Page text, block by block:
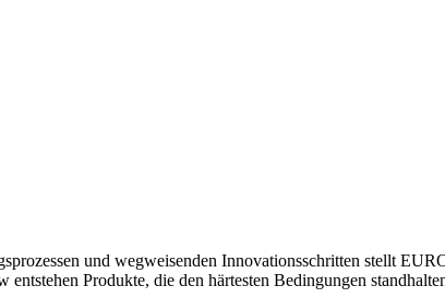
und wegweisenden Innovationsschritten stellt
Produkte, die den härtesten Bedingungen